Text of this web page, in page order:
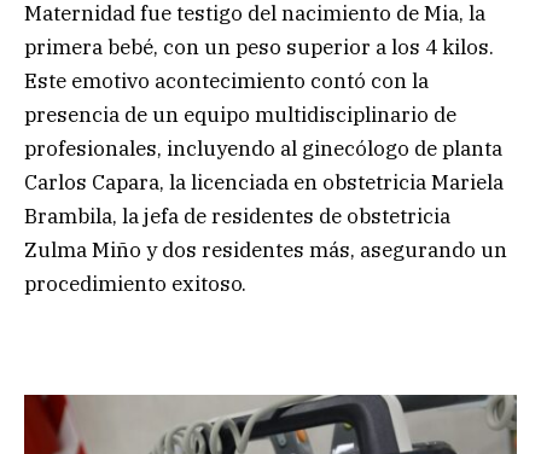
Maternidad fue testigo del nacimiento de Mia, la
primera bebé, con un peso superior a los 4 kilos.
Este emotivo acontecimiento contó con la
presencia de un equipo multidisciplinario de
profesionales, incluyendo al ginecólogo de planta
Carlos Capara, la licenciada en obstetricia Mariela
Brambila, la jefa de residentes de obstetricia
Zulma Miño y dos residentes más, asegurando un
procedimiento exitoso.